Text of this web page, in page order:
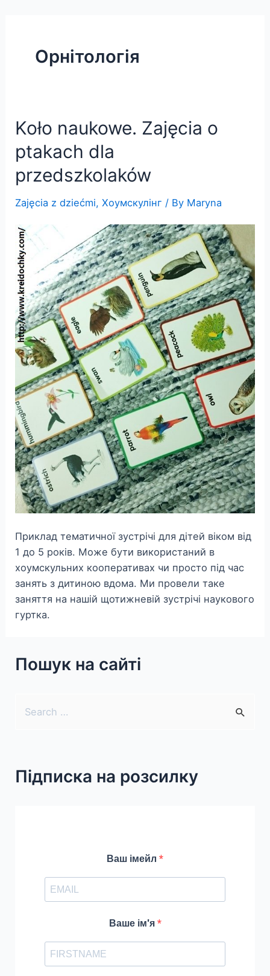
Орнітологія
Koło naukowe. Zajęcia o
ptakach dla
przedszkolaków
Zajęcia z dziećmi,Хоумскулінг / By Maryna
Приклад тематичної зустрічі для дітей віком від
1 до 5 років. Може бути використаний в
хоумскульних кооперативах чи просто під час
занять з дитиною вдома. Ми провели таке
заняття на нашій щотижневій зустрічі наукового
гуртка.
Пошук на сайті
cПідписка на розсилку
Ваш імейл
Ваше ім'я